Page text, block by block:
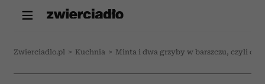
Zwierciadlo.pl > Kuchnia > Minta i dwa grzyby w barszczu, czyli o